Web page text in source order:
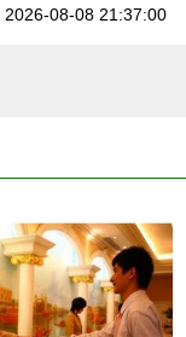
2026-08-08 21:37:00